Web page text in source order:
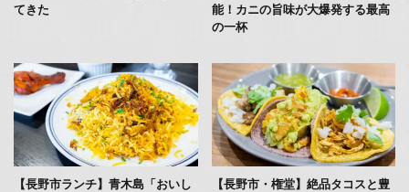
てきた
能！カニの旨味が大爆発する最高
の一杯
【長野市ランチ】青木島「おいし
【長野市・権堂】絶品タコスと豊